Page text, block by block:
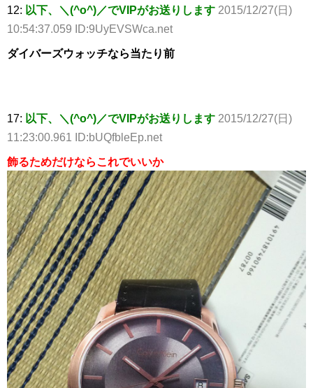
12: 以下、＼(^o^)／でVIPがお送りします 2015/12/27(日)
10:54:37.059 ID:9UyEVSWca.net
ダイバーズウォッチなら当たり前
17: 以下、＼(^o^)／でVIPがお送りします 2015/12/27(日)
11:23:00.961 ID:bUQfbleEp.net
飾るためだけならこれでいいか